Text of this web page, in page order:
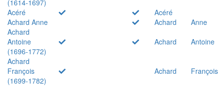
(1614-1697)
Acéré
Acéré
Achard Anne
Achard
Anne
Achard
Antoine
(1696-1772)
Achard
Antoine
Achard
François
(1699-1782)
Achard
François